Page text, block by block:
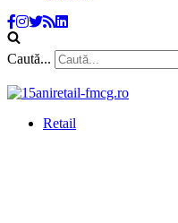
Caută...
Retail